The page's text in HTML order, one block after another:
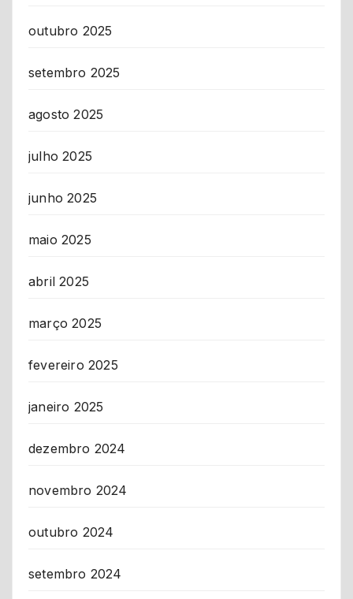
outubro 2025
setembro 2025
agosto 2025
julho 2025
junho 2025
maio 2025
abril 2025
março 2025
fevereiro 2025
janeiro 2025
dezembro 2024
novembro 2024
outubro 2024
setembro 2024